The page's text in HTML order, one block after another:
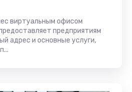
виртуальным офисом
предприятиям
адрес и основные услуги,